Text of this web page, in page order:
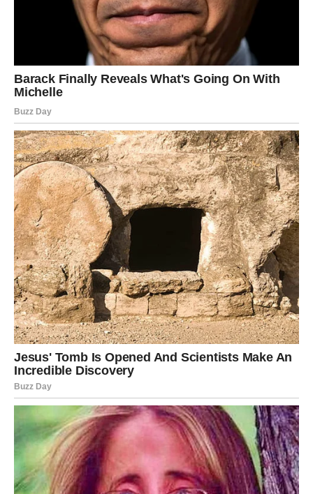
Baja u medijima: Održavanje privatnosti
Nedeljko Bajić Baja je poznat po tome što nikada nije želeo da
izlaže svoj privatni život javnosti. Njegova bivša supruga Ivana
je to bez pogovora prihvatila, a oboje se trude da zaštite svoju
decu od neželjenih medijskih pritisaka. “Verujem da ni jedno ni
drugo nikada neće govoriti o razlozima razvoda, prvenstveno
zato što žele da zaštite svoju decu,” dodao je prijatelj. Ovaj
pristup je veoma važan u današnjem svetu, gde su privatnost i
sigurnost porodice često ugroženi. Nedeljko je više puta
isticao da mu je porodica na prvom mestu, a javni nastupi i
muzička karijera su samo deo njegovog identiteta. Njegova
sposobnost da se udalji od reflektora i fokusira na ono što je
zaista važno, predstavlja inspiraciju mnogima.
Završne misli
Nedeljko Bajić Baja ostaje enigma za mnoge. Njegova
sposobnost da odvoji poslovni i privatni život, a da pritom
ostane posvećen porodici, pokazuje njegovu snagu i
odlučnost. Iako se povukao sa estrade, njegovi prijatelji i
komšije i dalje govore o njemu sa poštovanjem i divljenjem.
Njegova muzika nastavlja da inspiriše generacije, dok on uživa
u jednostavnom životu, daleko od svetla reflektora. Baja je
postao simbol kako se može živeti punim plućima, bez obzira
na pritiske i očekivanja koja sledi od javnog života. U